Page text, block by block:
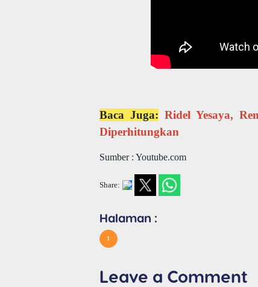
Baca Juga: Ridel Yesaya,
Diperhitungkan
Sumber : Youtube.com
Share:
Halaman :
1
Leave a Comment